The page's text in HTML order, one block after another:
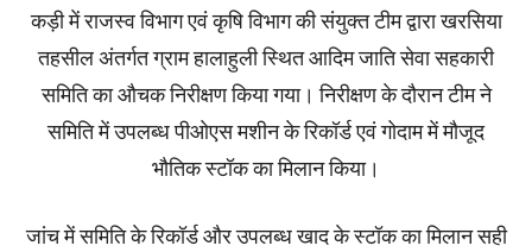
कड़ी में राजस्व विभाग एवं कृषि विभाग की संयुक्त टीम द्वारा खरसिया
तहसील अंतर्गत ग्राम हालाहुली स्थित आदिम जाति सेवा सहकारी
समिति का औचक निरीक्षण किया गया। निरीक्षण के दौरान टीम ने
समिति में उपलब्ध पीओएस मशीन के रिकॉर्ड एवं गोदाम में मौजूद
भौतिक स्टॉक का मिलान किया।
जांच में समिति के रिकॉर्ड और उपलब्ध खाद के स्टॉक का मिलान सही